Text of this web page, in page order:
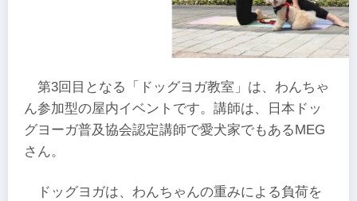
第3回目となる「ドッグヨガ教室」は、わんちゃ
ん参加型の屋内イベントです。講師は、日本ドッ
グヨーガ普及協会認定講師で愛犬家でもあるMEG
さん。
ドッグヨガは、わんちゃんの重みによる負荷を